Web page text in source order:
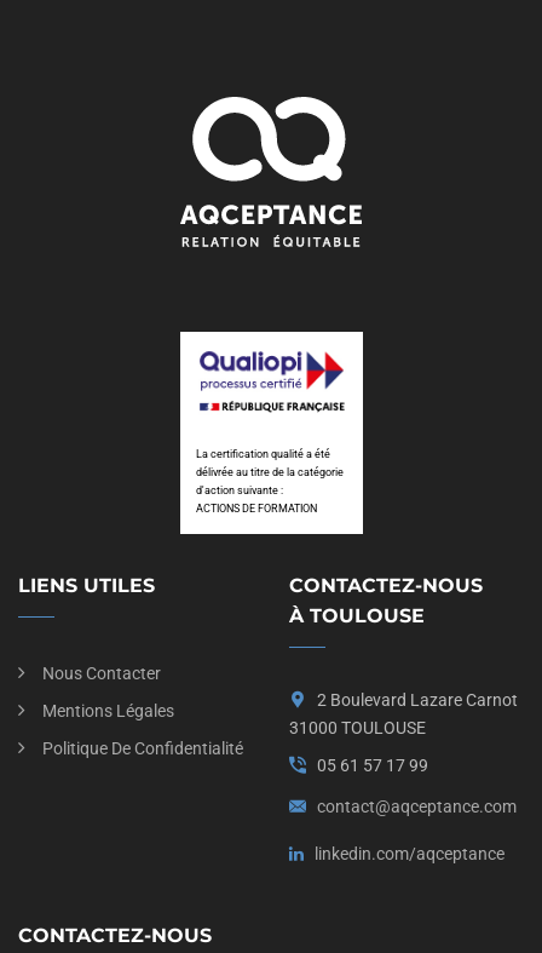
La certification qualité a été
délivrée au titre de la catégorie
d'action suivante :
ACTIONS DE FORMATION
LIENS UTILES
Nous Contacter
Mentions Légales
Politique De Confidentialité
CONTACTEZ-NOUS
À TOULOUSE
2 Boulevard Lazare Carnot
31000 TOULOUSE
05 61 57 17 99
contact@aqceptance.com
linkedin.com/aqceptance
CONTACTEZ-NOUS